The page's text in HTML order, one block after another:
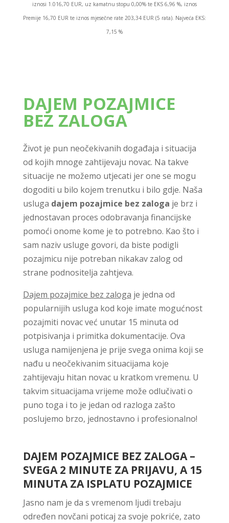
iznosi 1.016,70 EUR, uz kamatnu stopu 0,00% te EKS 6,96 %, iznos
Premije 16,70 EUR te iznos mjesečne rate 203,34 EUR (5 rata). Najveća EKS:
7,15 %
DAJEM POZAJMICE
BEZ ZALOGA
Život je pun neočekivanih događaja i situacija
od kojih mnoge zahtijevaju novac. Na takve
situacije ne možemo utjecati jer one se mogu
dogoditi u bilo kojem trenutku i bilo gdje. Naša
usluga dajem pozajmice bez zaloga je brz i
jednostavan proces odobravanja financijske
pomoći onome kome je to potrebno. Kao što i
sam naziv usluge govori, da biste podigli
pozajmicu nije potreban nikakav zalog od
strane podnositelja zahtjeva.
Dajem pozajmice bez zaloga je jedna od
popularnijih usluga kod koje imate mogućnost
pozajmiti novac već unutar 15 minuta od
potpisivanja i primitka dokumentacije. Ova
usluga namijenjena je prije svega onima koji se
nađu u neočekivanim situacijama koje
zahtijevaju hitan novac u kratkom vremenu. U
takvim situacijama vrijeme može odlučivati o
puno toga i to je jedan od razloga zašto
poslujemo brzo, jednostavno i profesionalno!
DAJEM POZAJMICE BEZ ZALOGA –
SVEGA 2 MINUTE ZA PRIJAVU, A 15
MINUTA ZA ISPLATU POZAJMICE
Jasno nam je da s vremenom ljudi trebaju
određen novčani poticaj za svoje pokriće, zato